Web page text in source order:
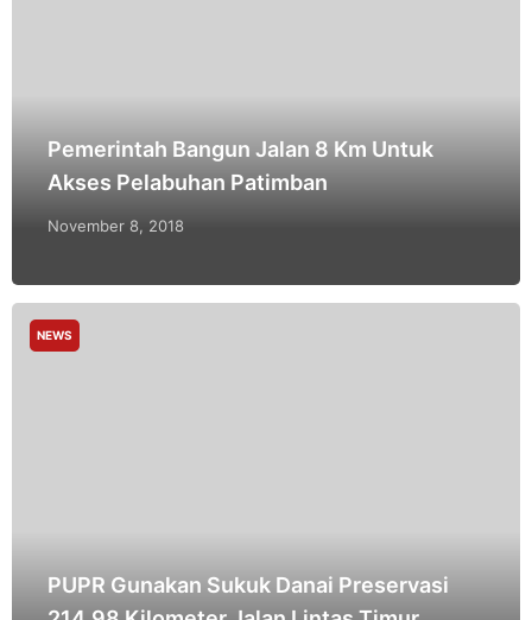
Pemerintah Bangun Jalan 8 Km Untuk
Akses Pelabuhan Patimban
November 8, 2018
PUPR Gunakan Sukuk Danai Preservasi
NEWS